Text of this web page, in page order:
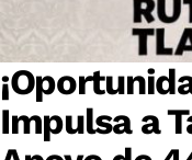
Impulsa a